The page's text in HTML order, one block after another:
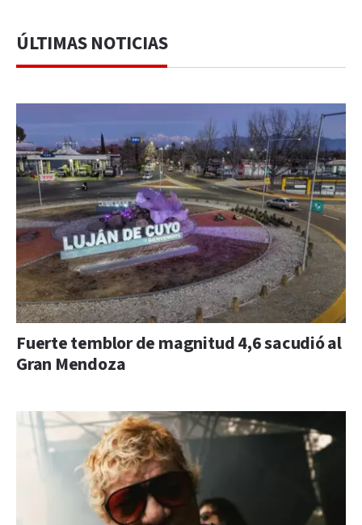
ÚLTIMAS NOTICIAS
Fuerte temblor de magnitud 4,6 sacudió al
Gran Mendoza